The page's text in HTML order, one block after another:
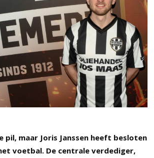
pil, maar Joris Janssen heeft besloten
voetbal. De centrale verdediger,